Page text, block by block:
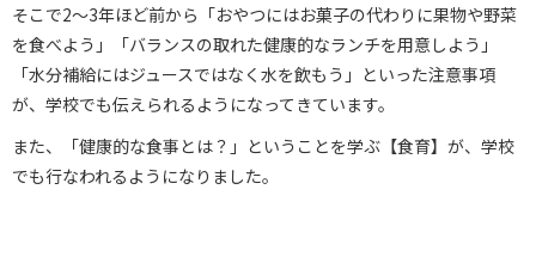
そこで2～3年ほど前から「おやつにはお菓子の代わりに果物や野菜
を食べよう」「バランスの取れた健康的なランチを用意しよう」
「水分補給にはジュースではなく水を飲もう」といった注意事項
が、学校でも伝えられるようになってきています。
また、「健康的な食事とは？」ということを学ぶ【食育】が、学校
でも行なわれるようになりました。